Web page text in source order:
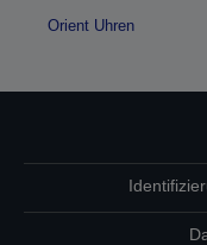
Orient Uhren